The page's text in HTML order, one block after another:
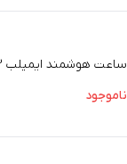
ساعت هوشمند ایمیلب W13
ناموجود